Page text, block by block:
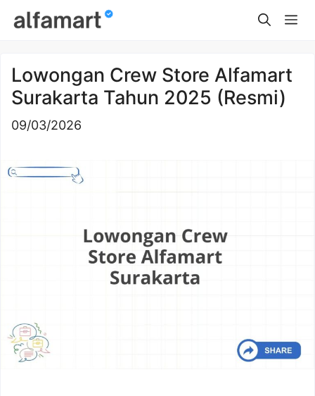
Lowongan Crew Store Alfamart
Surakarta Tahun 2025 (Resmi)
09/03/2026